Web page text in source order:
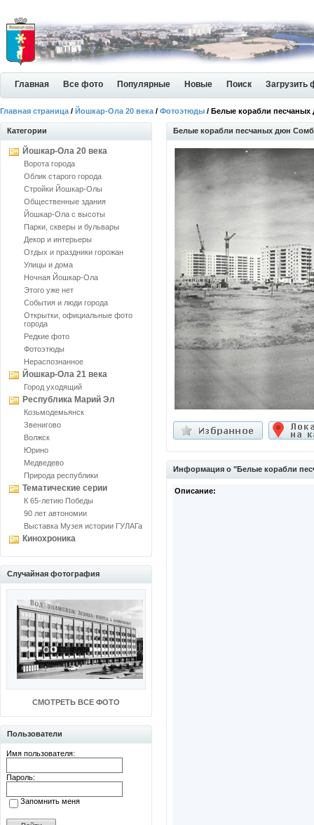
Главная Все фото Популярные Новые Поиск Загрузить
Главная страница / Йошкар-Ола 20 века / Фотоэтюды / Белые корабли песчаных
Категории
Йошкар-Ола 20 века
Ворота города
Облик старого города
Стройки Йошкар-Олы
Общественные здания
Йошкар-Ола с высоты
Парки, скверы и бульвары
Декор и интерьеры
Отдых и праздники горожан
Улицы и дома
Ночная Йошкар-Ола
Этого уже нет
События и люди города
Открытки, официальные фото
города
Редкие фото
Фотоэтюды
Нераспознанное
Йошкар-Ола 21 века
Город уходящий
Республика Марий Эл
Козьмодемьянск
Звенигово
Волжск
Юрино
Медведево
Природа республики
Тематические серии
К 65-летию Победы
90 лет автономии
Выставка Музея истории ГУЛАГа
Кинохроника
Случайная фотография
СМОТРЕТЬ ВСЕ ФОТО
Пользователи
Имя пользователя:
Пароль:
Запомнить меня
Белые корабли песчаных дюн
Информация о "Белые корабли
Описание: